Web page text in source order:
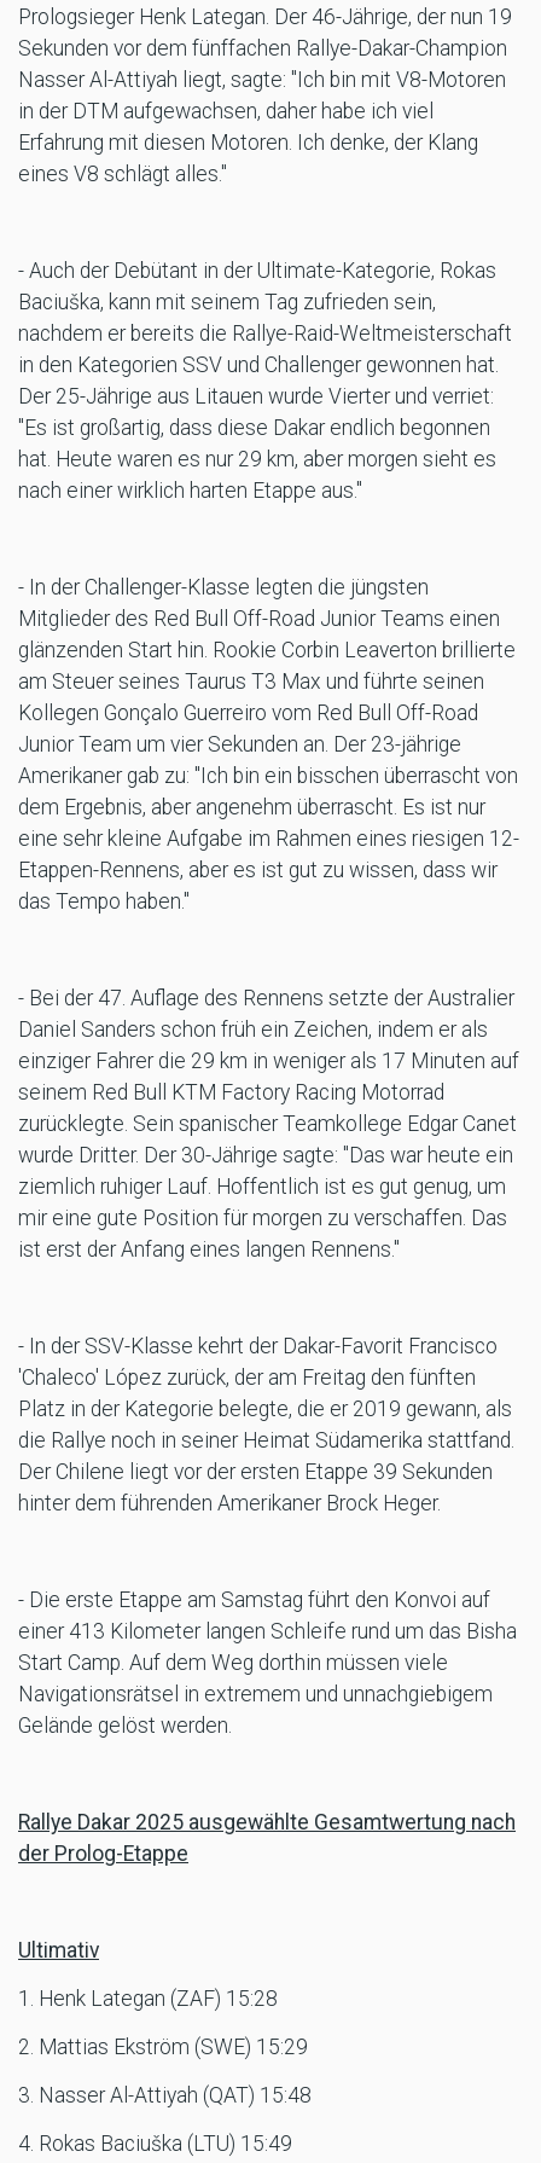
Prologsieger Henk Lategan. Der 46-Jährige, der nun 19
Sekunden vor dem fünffachen Rallye-Dakar-Champion
Nasser Al-Attiyah liegt, sagte: "Ich bin mit V8-Motoren
in der DTM aufgewachsen, daher habe ich viel
Erfahrung mit diesen Motoren. Ich denke, der Klang
eines V8 schlägt alles."
- Auch der Debütant in der Ultimate-Kategorie, Rokas
Baciuška, kann mit seinem Tag zufrieden sein,
nachdem er bereits die Rallye-Raid-Weltmeisterschaft
in den Kategorien SSV und Challenger gewonnen hat.
Der 25-Jährige aus Litauen wurde Vierter und verriet:
"Es ist großartig, dass diese Dakar endlich begonnen
hat. Heute waren es nur 29 km, aber morgen sieht es
nach einer wirklich harten Etappe aus."
- In der Challenger-Klasse legten die jüngsten
Mitglieder des Red Bull Off-Road Junior Teams einen
glänzenden Start hin. Rookie Corbin Leaverton brillierte
am Steuer seines Taurus T3 Max und führte seinen
Kollegen Gonçalo Guerreiro vom Red Bull Off-Road
Junior Team um vier Sekunden an. Der 23-jährige
Amerikaner gab zu: "Ich bin ein bisschen überrascht von
dem Ergebnis, aber angenehm überrascht. Es ist nur
eine sehr kleine Aufgabe im Rahmen eines riesigen 12-
Etappen-Rennens, aber es ist gut zu wissen, dass wir
das Tempo haben."
- Bei der 47. Auflage des Rennens setzte der Australier
Daniel Sanders schon früh ein Zeichen, indem er als
einziger Fahrer die 29 km in weniger als 17 Minuten auf
seinem Red Bull KTM Factory Racing Motorrad
zurücklegte. Sein spanischer Teamkollege Edgar Canet
wurde Dritter. Der 30-Jährige sagte: "Das war heute ein
ziemlich ruhiger Lauf. Hoffentlich ist es gut genug, um
mir eine gute Position für morgen zu verschaffen. Das
ist erst der Anfang eines langen Rennens."
- In der SSV-Klasse kehrt der Dakar-Favorit Francisco
'Chaleco' López zurück, der am Freitag den fünften
Platz in der Kategorie belegte, die er 2019 gewann, als
die Rallye noch in seiner Heimat Südamerika stattfand.
Der Chilene liegt vor der ersten Etappe 39 Sekunden
hinter dem führenden Amerikaner Brock Heger.
- Die erste Etappe am Samstag führt den Konvoi auf
einer 413 Kilometer langen Schleife rund um das Bisha
Start Camp. Auf dem Weg dorthin müssen viele
Navigationsrätsel in extremem und unnachgiebigem
Gelände gelöst werden.
Rallye Dakar 2025 ausgewählte Gesamtwertung nach
der Prolog-Etappe
Ultimativ
1. Henk Lategan (ZAF) 15:28
2. Mattias Ekström (SWE) 15:29
3. Nasser Al-Attiyah (QAT) 15:48
4. Rokas Baciuška (LTU) 15:49